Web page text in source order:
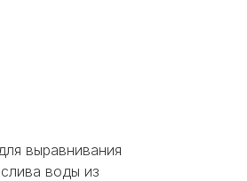
выравнивания
воды из